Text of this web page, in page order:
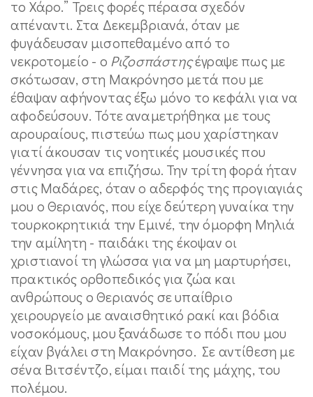
το Χάρο.” Τρεις φορές πέρασα σχεδόν
απέναντι. Στα Δεκεμβριανά, όταν με
φυγάδευσαν μισοπεθαμένο από το
νεκροτομείο - ο Ριζοσπάστηςέγραψε πως με
σκότωσαν, στη Μακρόνησο μετά που με
έθαψαν αφήνοντας έξω μόνο το κεφάλι για να
αφοδεύσουν. Τότε αναμετρήθηκα με τους
αρουραίους, πιστεύω πως μου χαρίστηκαν
γιατί άκουσαν τις νοητικές μουσικές που
γέννησα για να επιζήσω. Την τρίτη φορά ήταν
στις Μαδάρες, όταν ο αδερφός της προγιαγιάς
μου ο Θεριανός, που είχε δεύτερη γυναίκα την
τουρκοκρητικιά την Εμινέ, την όμορφη Μηλιά
την αμίλητη - παιδάκι της έκοψαν οι
χριστιανοί τη γλώσσα για να μη μαρτυρήσει,
πρακτικός ορθοπεδικός για ζώα και
ανθρώπους ο Θεριανός σε υπαίθριο
χειρουργείο με αναισθητικό ρακί και βόδια
νοσοκόμους, μου ξανάδωσε το πόδι που μου
είχαν βγάλει στη Μακρόνησο. Σε αντίθεση με
σένα Βιτσέντζο, είμαι παιδί της μάχης, του
πολέμου.